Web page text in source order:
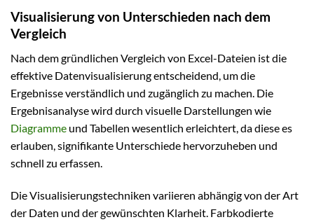
Visualisierung von Unterschieden nach dem
Vergleich
Nach dem gründlichen Vergleich von Excel-Dateien ist die
effektive Datenvisualisierung entscheidend, um die
Ergebnisse verständlich und zugänglich zu machen. Die
Ergebnisanalyse wird durch visuelle Darstellungen wie
Diagramme und Tabellen wesentlich erleichtert, da diese es
erlauben, signifikante Unterschiede hervorzuheben und
schnell zu erfassen.
Die Visualisierungstechniken variieren abhängig von der Art
der Daten und der gewünschten Klarheit. Farbkodierte